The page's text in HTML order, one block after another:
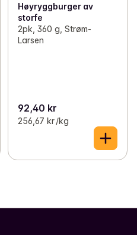
Høyryggburger av
storfe
2pk, 360 g, Strøm-
Larsen
92,40 kr
256,67 kr /kg